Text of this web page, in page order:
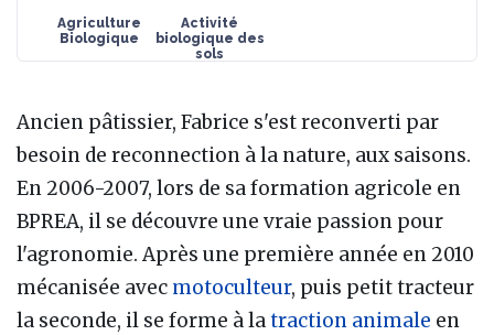
Agriculture
Biologique
Activité
biologique des
sols
Ancien pâtissier, Fabrice s'est reconverti par
besoin de reconnection à la nature, aux saisons.
En 2006-2007, lors de sa formation agricole en
BPREA, il se découvre une vraie passion pour
l'agronomie. Après une première année en 2010
mécanisée avec motoculteur, puis petit tracteur
la seconde, il se forme à latraction animale en